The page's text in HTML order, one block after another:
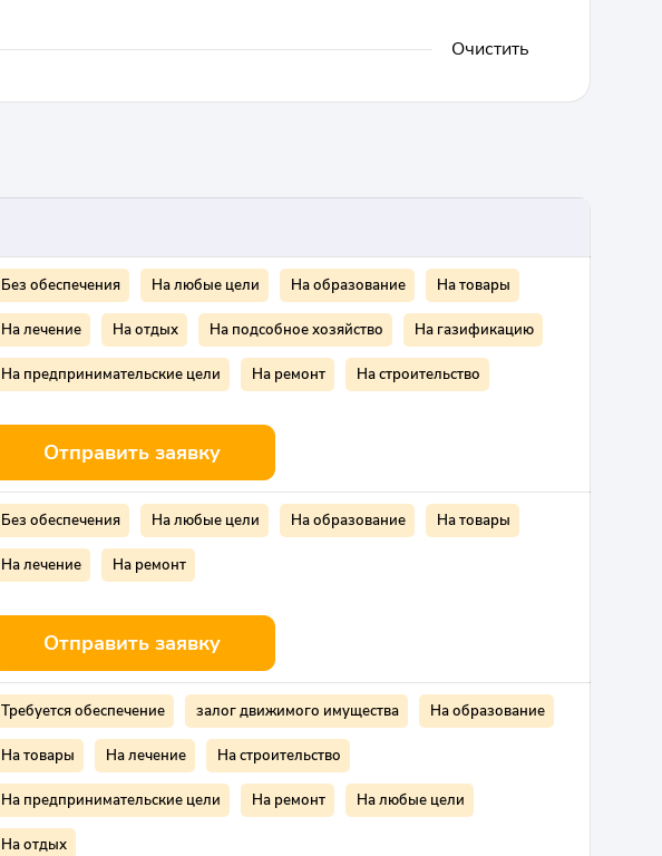
Очистить
Без обеспечения На любые цели На образование На товары
На лечение На отдых На подсобное хозяйство На газификацию
На предпринимательские цели На ремонт На строительство
Отправить заявку
Без обеспечения На любые цели На образование На товары
На лечение На ремонт
Отправить заявку
Требуется обеспечение залог движимого имущества На образование
На товары На лечение На строительство
На предпринимательские цели На ремонт На любые цели
На отдых